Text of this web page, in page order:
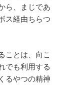
ら、まじであ
ス経由ちらつ
ことは、向こ
でも利用する
るやつの精神